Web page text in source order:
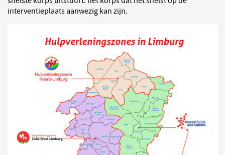
interventieplaats aanwezig kan zijn.